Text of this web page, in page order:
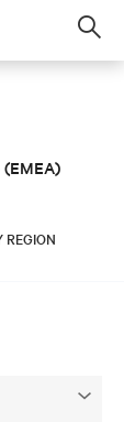
REGION